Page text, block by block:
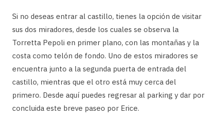
Si no deseas entrar al castillo, tienes la opción de visitar
sus dos miradores, desde los cuales se observa la
Torretta Pepoli en primer plano, con las montañas y la
costa como telón de fondo. Uno de estos miradores se
encuentra junto a la segunda puerta de entrada del
castillo, mientras que el otro está muy cerca del
primero. Desde aquí puedes regresar al parking y dar por
concluida este breve paseo por Erice.